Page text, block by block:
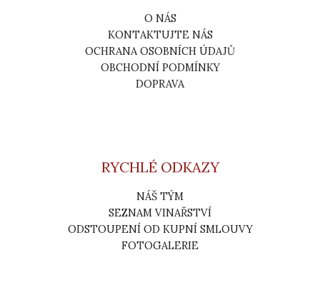
O NÁS
KONTAKTUJTE NÁS
OCHRANA OSOBNÍCH ÚDAJŮ
OBCHODNÍ PODMÍNKY
DOPRAVA
RYCHLÉ ODKAZY
NÁŠ TÝM
SEZNAM VINAŘSTVÍ
ODSTOUPENÍ OD KUPNÍ SMLOUVY
FOTOGALERIE